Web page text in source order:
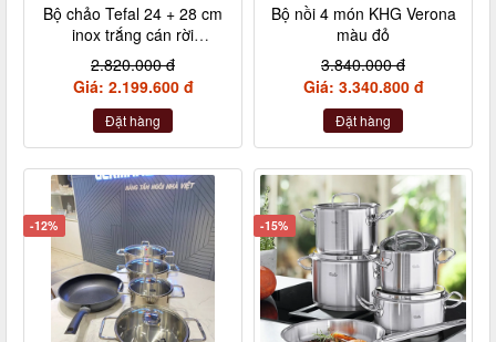
Bộ chảo Tefal 24 + 28 cm
inox trắng cán rời
L9409202
2.820.000 đ
Giá: 2.199.600 đ
Đặt hàng
Bộ nồi 4 món KHG Verona
màu đỏ
3.840.000 đ
Giá: 3.340.800 đ
Đặt hàng
-12% -15%